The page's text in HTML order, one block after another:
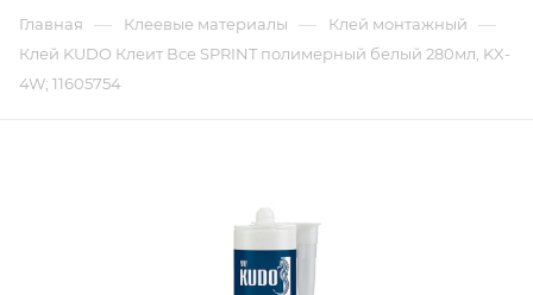
Главная — Клеевые материалы — Клей монтажный —
Клей KUDO Клеит Все SPRINT полимерный белый 280мл, KX-
4W; 11605754